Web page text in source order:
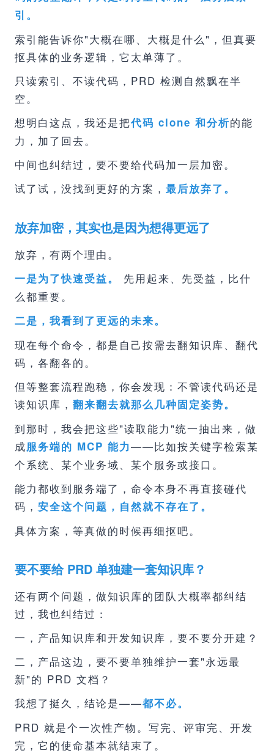
引。
索引能告诉你"大概在哪、大概是什么"，但真要
抠具体的业务逻辑，它太单薄了。
只读索引、不读代码，PRD 检测自然飘在半
空。
想明白这点，我还是把代码 clone 和分析的能
力，加了回去。
中间也纠结过，要不要给代码加一层加密。
试了试，没找到更好的方案， 最后放弃了。
放弃加密，其实也是因为想得更远了
放弃，有两个理由。
一是为了快速受益。
先用起来、先受益，比什
么都重要。
二是，我看到了更远的未来。
现在每个命令，都是自己按需去翻知识库、翻代
码，各翻各的。
但等整套流程跑稳，你会发现：不管读代码还是
读知识库， 翻来翻去就那么几种固定姿势。
到那时，我会把这些"读取能力"统一抽出来，做
成服务端的 MCP 能力——比如按关键字检索某
个系统、某个业务域、某个服务或接口。
能力都收到服务端了，命令本身不再直接碰代
码， 安全这个问题，自然就不存在了。
具体方案，等真做的时候再细抠吧。
要不要给 PRD 单独建一套知识库？
还有两个问题，做知识库的团队大概率都纠结
过，我也纠结过：
一，产品知识库和开发知识库，要不要分开建？
二，产品这边，要不要单独维护一套"永远最
新"的 PRD 文档？
我想了挺久，结论是——都不必。
PRD 就是个一次性产物。写完、评审完、开发
完，它的使命基本就结束了。